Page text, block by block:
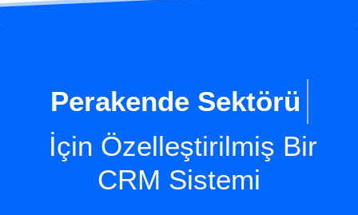
E-Ticaret
İçin Özelleştirilmiş Bir
CRM Sistemi